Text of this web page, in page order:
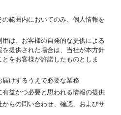
範囲内においてのみ、個人情報を
は、お客様の自発的な提供による
提供された場合は、当社が本方針
をお客様が許諾したものとしま
届けするうえで必要な業務
有益かつ必要と思われる情報の提供
からの問い合わせ、確認、およびサ